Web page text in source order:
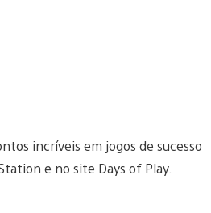
incríveis em jogos de sucesso
e no site Days of Play.